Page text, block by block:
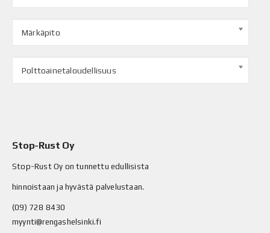
Märkäpito
Polttoainetaloudellisuus
Stop-Rust Oy
Stop-Rust Oy on tunnettu edullisista
hinnoistaan ja hyvästä palvelustaan.
(09) 728 8430
myynti@rengashelsinki.fi